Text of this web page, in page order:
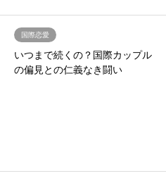
国際恋愛
いつまで続くの？国際カップル
の偏見との仁義なき闘い